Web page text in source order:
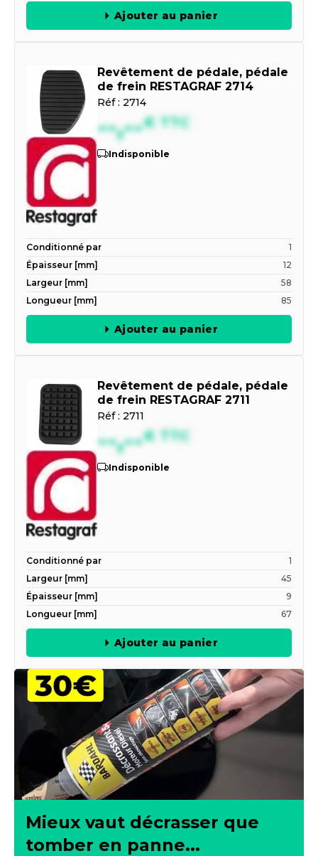
Ajouter au panier
Revêtement de pédale, pédale
de frein RESTAGRAF 2714
Réf : 2714
--,--€ TTC
Indisponible
Conditionné par
1
Épaisseur [mm]
12
Largeur [mm]
58
Longueur [mm]
85
Ajouter au panier
Revêtement de pédale, pédale
de frein RESTAGRAF 2711
Réf : 2711
--,--€ TTC
Indisponible
Conditionné par
1
Largeur [mm]
45
Épaisseur [mm]
9
Longueur [mm]
67
Ajouter au panier
Mieux vaut décrasser que
tomber en panne...